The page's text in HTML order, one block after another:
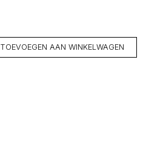
TOEVOEGEN AAN WINKELWAGEN